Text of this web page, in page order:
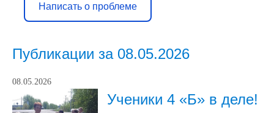
Написать о проблеме
Публикации за 08.05.2026
08.05.2026
Ученики 4 «Б» в деле!